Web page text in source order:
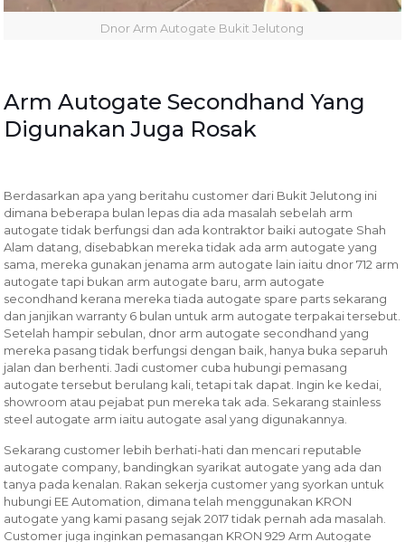
Dnor Arm Autogate Bukit Jelutong
Arm Autogate Secondhand Yang
Digunakan Juga Rosak
Berdasarkan apa yang beritahu customer dari Bukit Jelutong ini
dimana beberapa bulan lepas dia ada masalah sebelah arm
autogate tidak berfungsi dan ada kontraktor baiki autogate Shah
Alam datang, disebabkan mereka tidak ada arm autogate yang
sama, mereka gunakan jenama arm autogate lain iaitu dnor 712 arm
autogate tapi bukan arm autogate baru, arm autogate
secondhand kerana mereka tiada autogate spare parts sekarang
dan janjikan warranty 6 bulan untuk arm autogate terpakai tersebut.
Setelah hampir sebulan, dnor arm autogate secondhand yang
mereka pasang tidak berfungsi dengan baik, hanya buka separuh
jalan dan berhenti. Jadi customer cuba hubungi pemasang
autogate tersebut berulang kali, tetapi tak dapat. Ingin ke kedai,
showroom atau pejabat pun mereka tak ada. Sekarang stainless
steel autogate arm iaitu autogate asal yang digunakannya.
Sekarang customer lebih berhati-hati dan mencari reputable
autogate company, bandingkan syarikat autogate yang ada dan
tanya pada kenalan. Rakan sekerja customer yang syorkan untuk
hubungi EE Automation, dimana telah menggunakan KRON
autogate yang kami pasang sejak 2017 tidak pernah ada masalah.
Customer juga inginkan pemasangan KRON 929 Arm Autogate